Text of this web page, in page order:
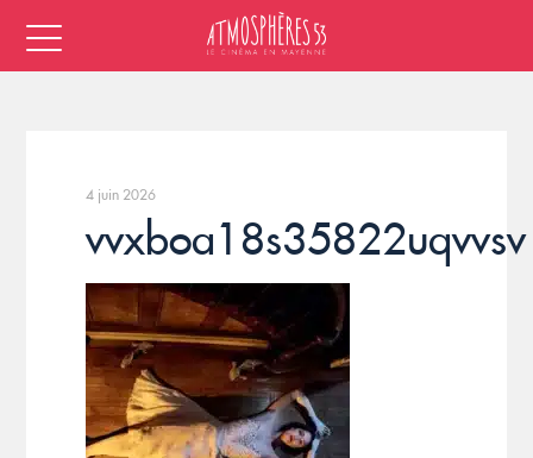
4 juin 2026
vvxboa18s35822uqvvsv